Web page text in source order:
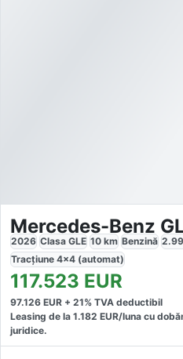
2026 Clasa GLE 10 km Benzină
Tracțiune 4x4 (automat)
117.523 EUR
97.126 EUR + 21% TVA deductibil
Leasing de la 1.182 EUR/luna cu
juridice.